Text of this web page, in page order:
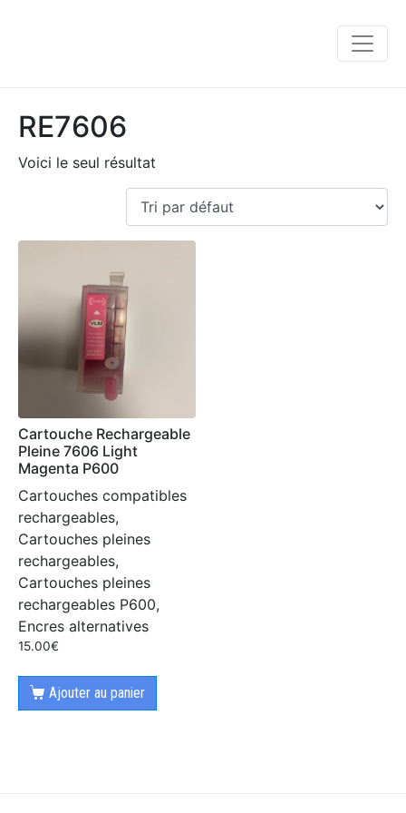
RE7606
Voici le seul résultat
Cartouche Rechargeable
Pleine 7606 Light
Magenta P600
Cartouches compatibles
rechargeables,
Cartouches pleines
rechargeables,
Cartouches pleines
rechargeables P600,
Encres alternatives
15.00€
Ajouter au panier